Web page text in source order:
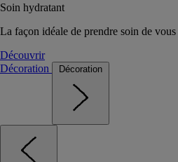
Soin hydratant
La façon idéale de prendre soin de
Découvrir
Décoration
Décoration